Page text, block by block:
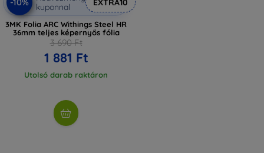
kuponnal
3MK Folia ARC Withings Steel HR
36mm teljes képernyős fólia
3 690 Ft
1 881 Ft
Utolsó darab raktáron